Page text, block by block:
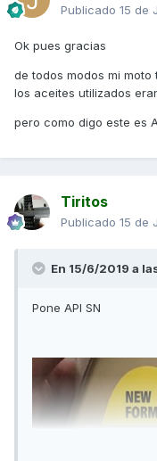
Publicado 15 de
Ok pues gracias
de todos modos mi
los aceites utilizados
pero como digo este es
Tiritos
Publicado 15 de
En 15/6/2019 a
Pone API SN